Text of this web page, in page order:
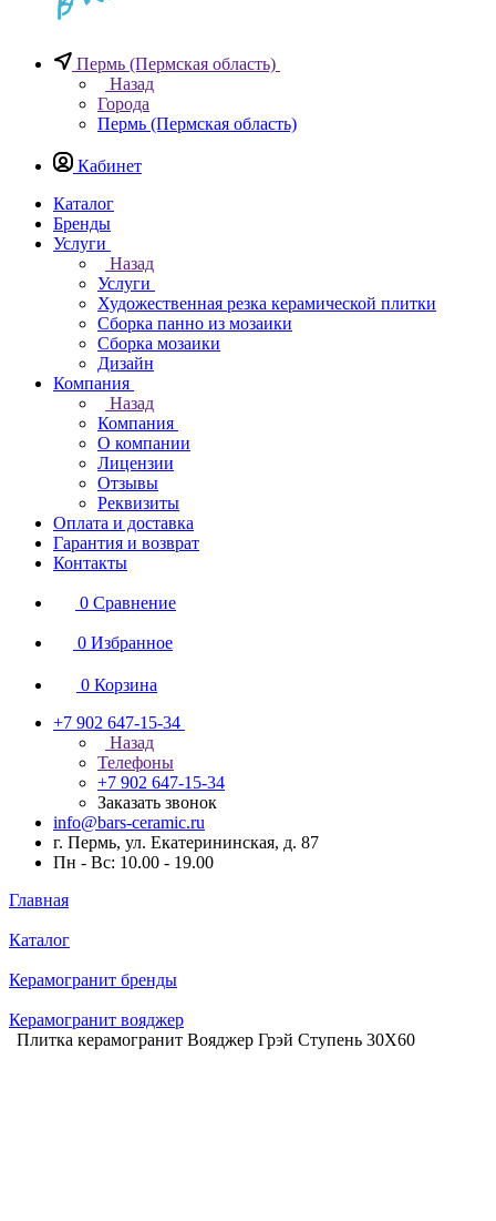
Пермь (Пермская область)
Назад
Города
Пермь (Пермская область)
Кабинет
Каталог
Бренды
Услуги
Назад
Услуги
Художественная резка керамической плитки
Сборка панно из мозаики
Сборка мозаики
Дизайн
Компания
Назад
Компания
О компании
Лицензии
Отзывы
Реквизиты
Оплата и доставка
Гарантия и возврат
Контакты
0 Сравнение
0 Избранное
0 Корзина
+7 902 647-15-34
Назад
Телефоны
+7 902 647-15-34
Заказать звонок
info@bars-ceramic.ru
г. Пермь, ул. Екатерининская, д. 87
Пн - Вс: 10.00 - 19.00
Главная
Каталог
Керамогранит бренды
Керамогранит вояджер
Плитка керамогранит Вояджер Грэй Ступень 30X60